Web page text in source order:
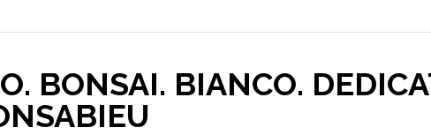
BONSAI. BIANCO.